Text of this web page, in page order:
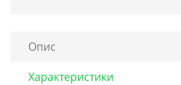
Опис
Характеристики